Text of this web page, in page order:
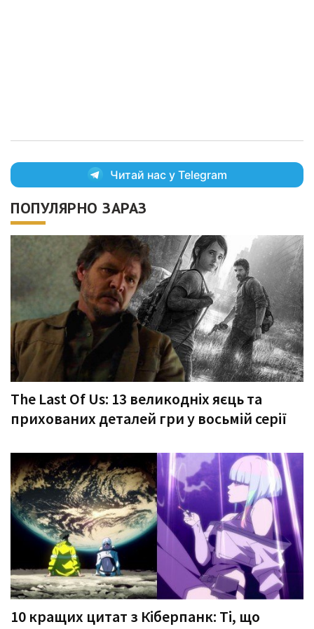
Читай нас у Telegram
ПОПУЛЯРНО ЗАРАЗ
The Last Of Us: 13 великодніх яєць та
прихованих деталей гри у восьмій серії
10 кращих цитат з Кіберпанк: Ті, що